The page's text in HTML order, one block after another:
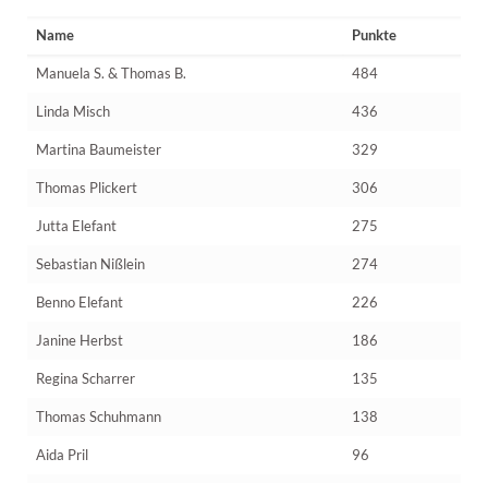
Name Punkte
Manuela S. & Thomas B. 484
Linda Misch 436
Martina Baumeister 329
Thomas Plickert 306
Jutta Elefant 275
Sebastian Nißlein 274
Benno Elefant 226
Janine Herbst 186
Regina Scharrer 135
Thomas Schuhmann 138
Aida Pril 96